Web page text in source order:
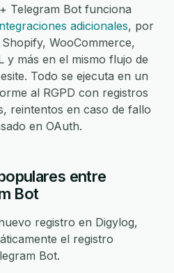
Telegram Bot funciona
adicionales, por
WooCommerce,
y más en el mismo flujo de
Todo se ejecuta en un
al RGPD con registros
reintentos en caso de fallo
en OAuth.
entre
Bot
registro en Digylog,
el registro
Bot.